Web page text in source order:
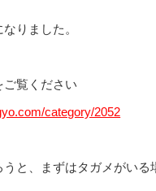
りました。
覧ください
category/2052
と、まずはタガメがいる